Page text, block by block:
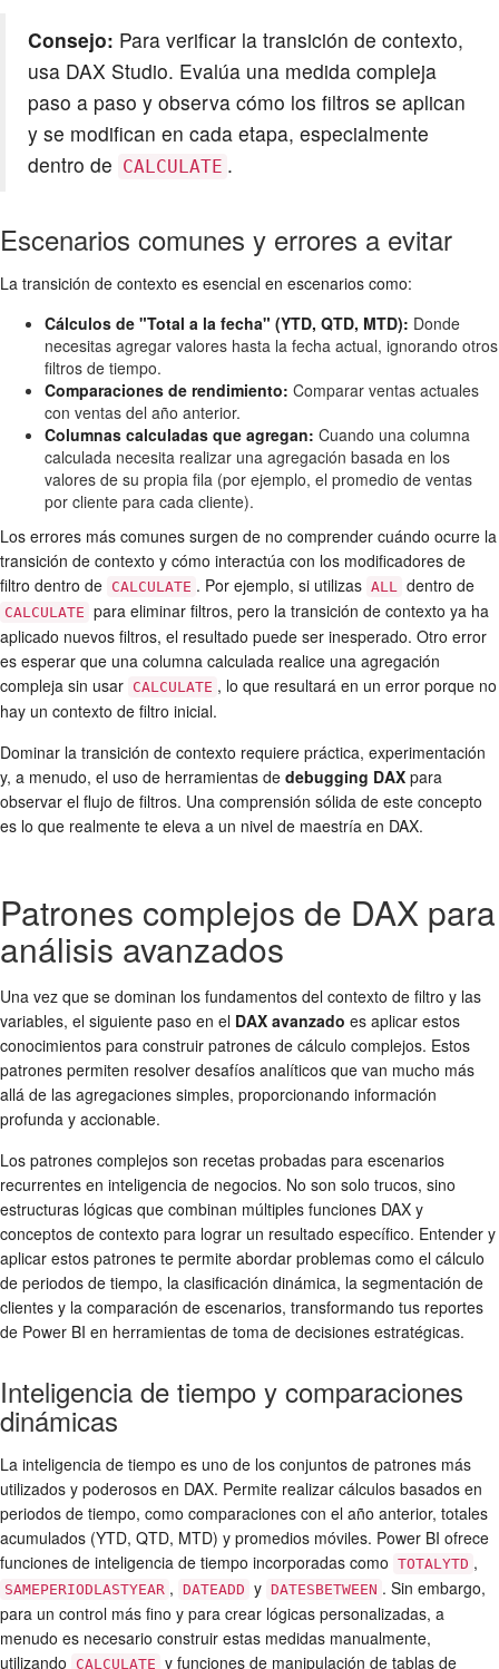
Consejo: Para verificar la transición de contexto,
usa DAX Studio. Evalúa una medida compleja
paso a paso y observa cómo los filtros se aplican
y se modifican en cada etapa, especialmente
dentro de CALCULATE .
Escenarios comunes y errores a evitar
La transición de contexto es esencial en escenarios como:
Cálculos de "Total a la fecha" (YTD, QTD, MTD): Donde
necesitas agregar valores hasta la fecha actual, ignorando otros
filtros de tiempo.
Comparaciones de rendimiento: Comparar ventas actuales
con ventas del año anterior.
Columnas calculadas que agregan: Cuando una columna
calculada necesita realizar una agregación basada en los
valores de su propia fila (por ejemplo, el promedio de ventas
por cliente para cada cliente).
Los errores más comunes surgen de no comprender cuándo ocurre la
transición de contexto y cómo interactúa con los modificadores de
filtro dentro de CALCULATE . Por ejemplo, si utilizas ALL dentro de
CALCULATE para eliminar filtros, pero la transición de contexto ya ha
aplicado nuevos filtros, el resultado puede ser inesperado. Otro error
es esperar que una columna calculada realice una agregación
compleja sin usar CALCULATE , lo que resultará en un error porque no
hay un contexto de filtro inicial.
Dominar la transición de contexto requiere práctica, experimentación
y, a menudo, el uso de herramientas de debugging DAX para
observar el flujo de filtros. Una comprensión sólida de este concepto
es lo que realmente te eleva a un nivel de maestría en DAX.
Patrones complejos de DAX para
análisis avanzados
Una vez que se dominan los fundamentos del contexto de filtro y las
variables, el siguiente paso en el DAX avanzado es aplicar estos
conocimientos para construir patrones de cálculo complejos. Estos
patrones permiten resolver desafíos analíticos que van mucho más
allá de las agregaciones simples, proporcionando información
profunda y accionable.
Los patrones complejos son recetas probadas para escenarios
recurrentes en inteligencia de negocios. No son solo trucos, sino
estructuras lógicas que combinan múltiples funciones DAX y
conceptos de contexto para lograr un resultado específico. Entender y
aplicar estos patrones te permite abordar problemas como el cálculo
de periodos de tiempo, la clasificación dinámica, la segmentación de
clientes y la comparación de escenarios, transformando tus reportes
de Power BI en herramientas de toma de decisiones estratégicas.
Inteligencia de tiempo y comparaciones
dinámicas
La inteligencia de tiempo es uno de los conjuntos de patrones más
utilizados y poderosos en DAX. Permite realizar cálculos basados en
periodos de tiempo, como comparaciones con el año anterior, totales
acumulados (YTD, QTD, MTD) y promedios móviles. Power BI ofrece
funciones de inteligencia de tiempo incorporadas como TOTALYTD ,
SAMEPERIODLASTYEAR , DATEADD y DATESBETWEEN . Sin embargo,
para un control más fino y para crear lógicas personalizadas, a
menudo es necesario construir estas medidas manualmente,
utilizando
CALCULATE y funciones de manipulación de tablas de